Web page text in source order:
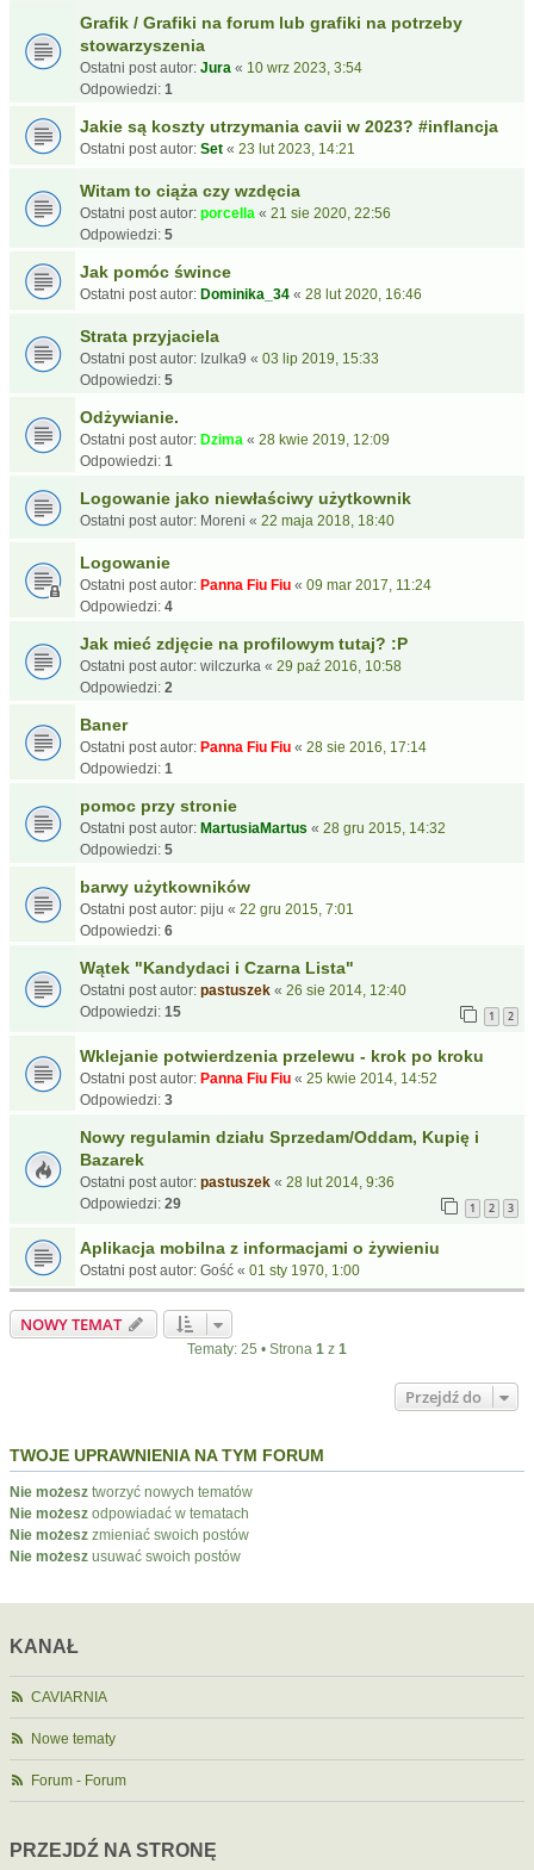
Grafik / Grafiki na forum lub grafiki na potrzeby
stowarzyszenia
Ostatni post autor: Jura « 10 wrz 2023, 3:54
Odpowiedzi: 1
Jakie są koszty utrzymania cavii w 2023? #inflancja
Ostatni post autor: Set « 23 lut 2023, 14:21
Witam to ciąża czy wzdęcia
Ostatni post autor: porcella « 21 sie 2020, 22:56
Odpowiedzi: 5
Jak pomóc śwince
Ostatni post autor: Dominika_34 « 28 lut 2020, 16:46
Strata przyjaciela
Ostatni post autor: Izulka9 « 03 lip 2019, 15:33
Odpowiedzi: 5
Odżywianie.
Ostatni post autor: Dzima « 28 kwie 2019, 12:09
Odpowiedzi: 1
Logowanie jako niewłaściwy użytkownik
Ostatni post autor: Moreni « 22 maja 2018, 18:40
Logowanie
Ostatni post autor: Panna Fiu Fiu « 09 mar 2017, 11:24
Odpowiedzi: 4
Jak mieć zdjęcie na profilowym tutaj? :P
Ostatni post autor: wilczurka « 29 paź 2016, 10:58
Odpowiedzi: 2
Baner
Ostatni post autor: Panna Fiu Fiu « 28 sie 2016, 17:14
Odpowiedzi: 1
pomoc przy stronie
Ostatni post autor: MartusiaMartus « 28 gru 2015, 14:32
Odpowiedzi: 5
barwy użytkowników
Ostatni post autor: piju « 22 gru 2015, 7:01
Odpowiedzi: 6
Wątek "Kandydaci i Czarna Lista"
Ostatni post autor: pastuszek « 26 sie 2014, 12:40
Odpowiedzi: 15 1 2
Wklejanie potwierdzenia przelewu - krok po kroku
Ostatni post autor: Panna Fiu Fiu « 25 kwie 2014, 14:52
Odpowiedzi: 3
Nowy regulamin działu Sprzedam/Oddam, Kupię i
Bazarek
Ostatni post autor: pastuszek « 28 lut 2014, 9:36
Odpowiedzi: 29 1 2 3
Aplikacja mobilna z informacjami o żywieniu
Ostatni post autor: Gość « 01 sty 1970, 1:00
NOWY TEMAT
Tematy: 25 • Strona 1 z 1
Przejdź do
TWOJE UPRAWNIENIA NA TYM FORUM
Nie możesz tworzyć nowych tematów
Nie możesz odpowiadać w tematach
Nie możesz zmieniać swoich postów
Nie możesz usuwać swoich postów
KANAŁ
CAVIARNIA
Nowe tematy
Forum - Forum
PRZEJDŹ NA STRONĘ